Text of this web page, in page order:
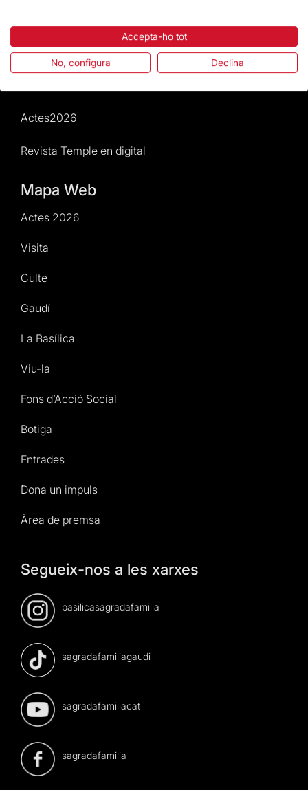
Agenda
Actes2026
Revista Temple en digital
Mapa Web
Actes 2026
Visita
Culte
Gaudí
La Basílica
Viu-la
Fons d’Acció Social
Botiga
Entrades
Dona un impuls
Àrea de premsa
Segueix-nos a les xarxes
basilicasagradafamilia
sagradafamiliagaudi
sagradafamiliacat
sagradafamilia
Accepta-ho tot
No, configura Declina